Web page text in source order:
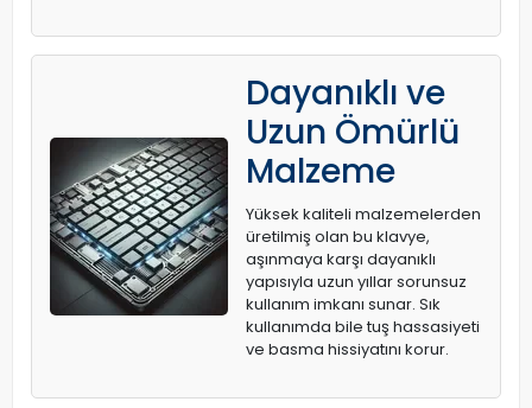
Dayanıklı ve
Uzun Ömürlü
Malzeme
Yüksek kaliteli malzemelerden
üretilmiş olan bu klavye,
aşınmaya karşı dayanıklı
yapısıyla uzun yıllar sorunsuz
kullanım imkanı sunar. Sık
kullanımda bile tuş hassasiyeti
ve basma hissiyatını korur.